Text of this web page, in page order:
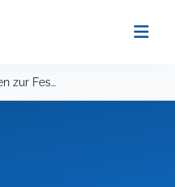
Das Verfahren zur Feststellung und Regulierung von Jagd-...